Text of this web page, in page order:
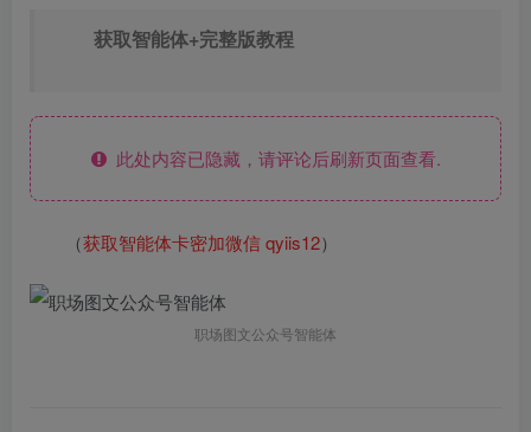
获取智能体+完整版教程
此处内容已隐藏，请评论后刷新页面查看.
（获取智能体卡密加微信 qyiis12）
职场图文公众号智能体